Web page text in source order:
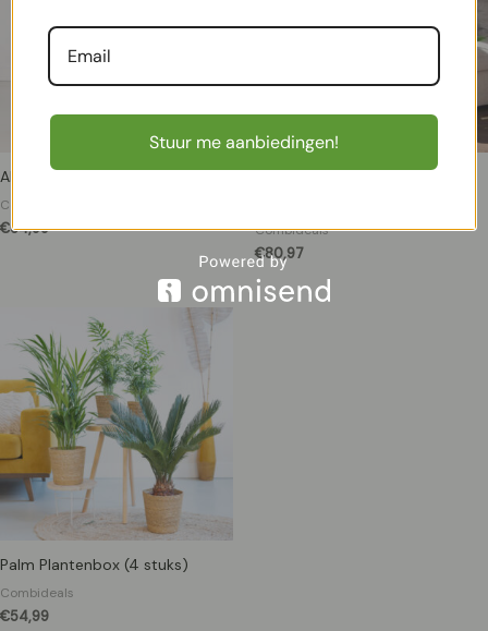
Alocasia Plantenbox – 3 stuks
Combideals
€64,99
Luchtzuiverende Plantenbox –
Combideals
€80,97
Palm Plantenbox (4 stuks)
Combideals
€54,99
Stuur me aanbiedingen!